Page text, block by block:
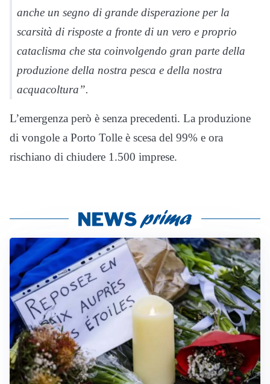
anche un segno di grande disperazione per la
scarsità di risposte a fronte di un vero e proprio
cataclisma che sta coinvolgendo gran parte della
produzione della nostra pesca e della nostra
acquacoltura”.
L’emergenza però è senza precedenti. La produzione
di vongole a Porto Tolle è scesa del 99% e ora
rischiano di chiudere 1.500 imprese.